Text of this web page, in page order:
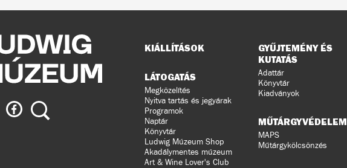
Ludwig
Múzeum
Keresés
Oldaltérkép
KIÁLLÍTÁSOK
LÁTOGATÁS
Megközelítés
Nyitva tartás és jegyárak
Programok
Naptár
Könyvtár
Ludwig Múzeum Shop
Akadálymentes múzeum
Art & Wine Lover's Club
GYŰJTEMÉNY ÉS
KUTATÁS
Adattár
Könyvtár
Kiadványok
MŰTÁRGYVÉDELEM
MAPS
Műtárgykölcsönzés